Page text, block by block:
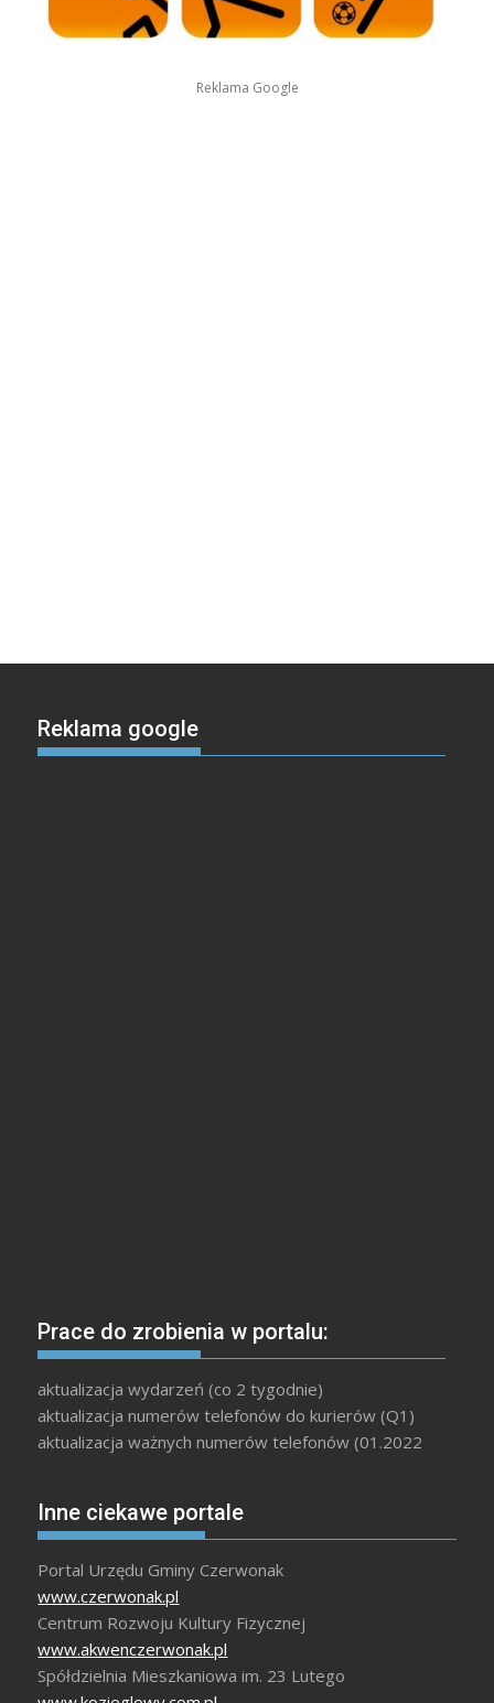
Reklama Google
Reklama google
Prace do zrobienia w portalu:
aktualizacja wydarzeń (co 2 tygodnie)
aktualizacja numerów telefonów do kurierów (Q1)
aktualizacja ważnych numerów telefonów (01.2022
Inne ciekawe portale
Portal Urzędu Gminy Czerwonak
www.czerwonak.pl
Centrum Rozwoju Kultury Fizycznej
www.akwenczerwonak.pl
Spółdzielnia Mieszkaniowa im. 23 Lutego